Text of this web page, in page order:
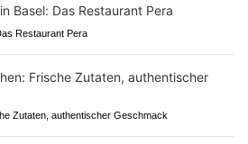
Restaurant Pera
Zutaten, authentischer Geschmack